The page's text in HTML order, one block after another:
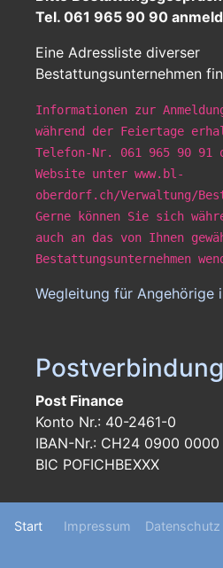
Tel. 061 965 90 90
Eine Adressliste diverser
Bestattungsunternehmen
Informationen zur
während der Feiertage
Telefon-Nr. 061 965 90 91
Website unter www.bl-
oberdorf.ch/Verwaltung/
Gerne können Sie sich
auch an das von Ihnen
Bestattungsunternehmen
Wegleitung für Angehörige
Postverbindung
Post Finance
Konto Nr.: 40-2461-0
IBAN-Nr.: CH24 0900
BIC POFICHBEXXX
menu
Start Impressum Datenschutz